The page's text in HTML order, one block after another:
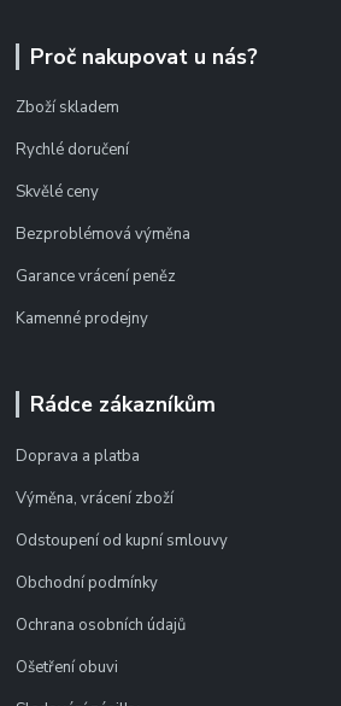
Proč nakupovat u nás?
Zboží skladem
Rychlé doručení
Skvělé ceny
Bezproblémová výměna
Garance vrácení peněz
Kamenné prodejny
Rádce zákazníkům
Doprava a platba
Výměna, vrácení zboží
Odstoupení od kupní smlouvy
Obchodní podmínky
Ochrana osobních údajů
Ošetření obuvi